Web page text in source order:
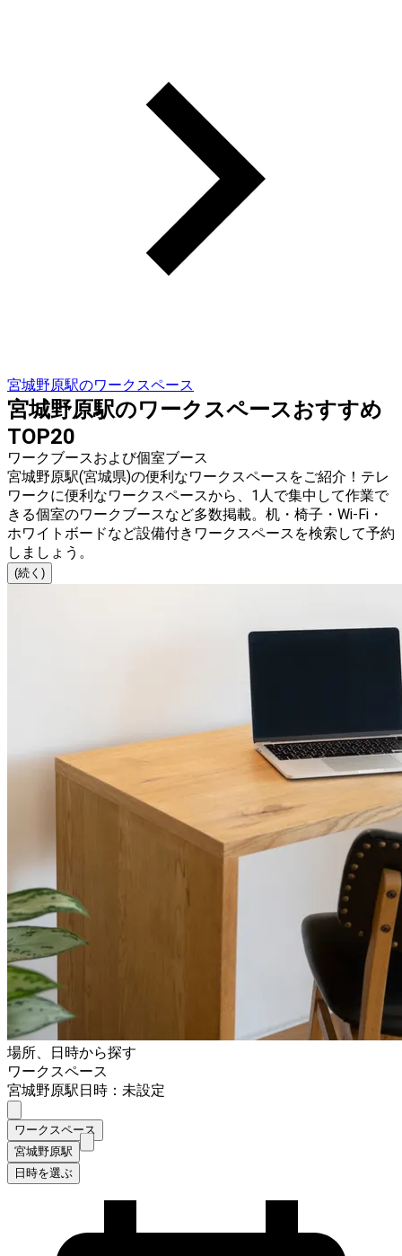
宮城野原駅のワークスペース
宮城野原駅のワークスペースおすすめ
TOP20
ワークブースおよび個室ブース
宮城野原駅(宮城県)の便利なワークスペースをご紹介！テレ
ワークに便利なワークスペースから、1人で集中して作業で
きる個室のワークブースなど多数掲載。机・椅子・Wi-Fi・
ホワイトボードなど設備付きワークスペースを検索して予約
しましょう。
(続く)
場所、日時から探す
ワークスペース
宮城野原駅日時：未設定
ワークスペース
宮城野原駅
日時を選ぶ